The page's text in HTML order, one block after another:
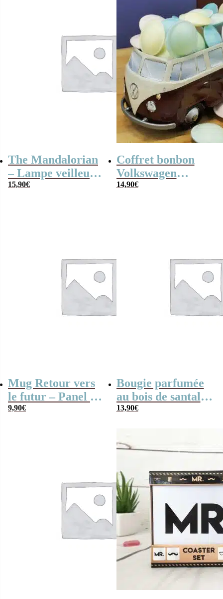
The Mandalorian
– Lampe veilleuse
– Grogu/Bébé
15,90€
Coffret bonbon
Volkswagen
Combi en métal
14,90€
Mug Retour vers
le futur – Panel de
contrôle
9,90€
Bougie parfumée
au bois de santal-
Domaine Rosé
13,90€